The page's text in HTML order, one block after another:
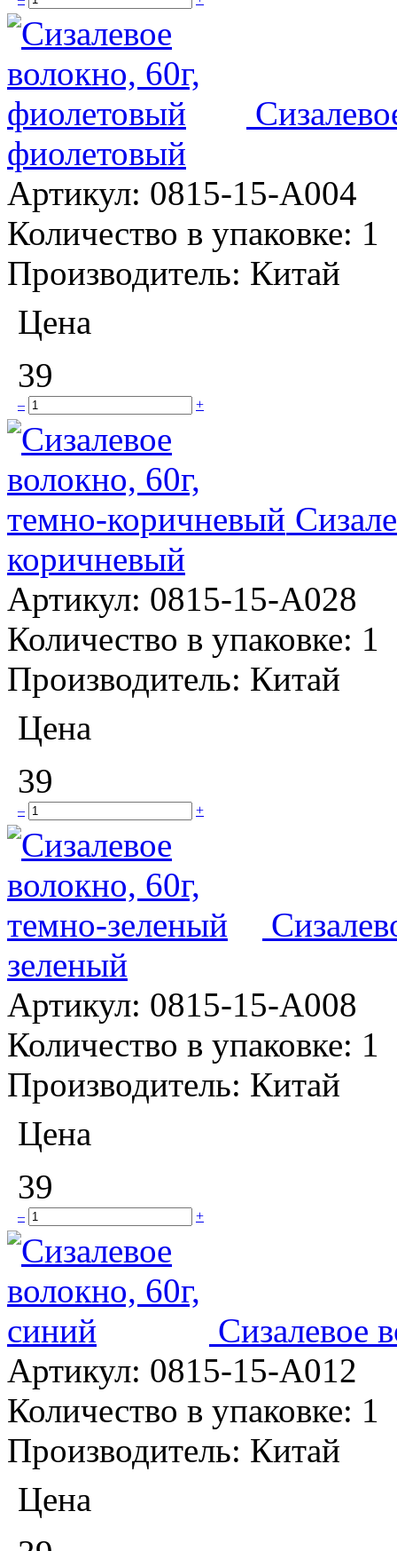
фиолетовый
Артикул: 0815-15-А004
Количество в упаковке: 1
Производитель: Китай
Цена
39
– +
коричневый
Артикул: 0815-15-А028
Количество в упаковке: 1
Производитель: Китай
Цена
39
– +
зеленый
Артикул: 0815-15-А008
Количество в упаковке: 1
Производитель: Китай
Цена
39
– +
Сизалевое
Артикул: 0815-15-А012
Количество в упаковке: 1
Производитель: Китай
Цена